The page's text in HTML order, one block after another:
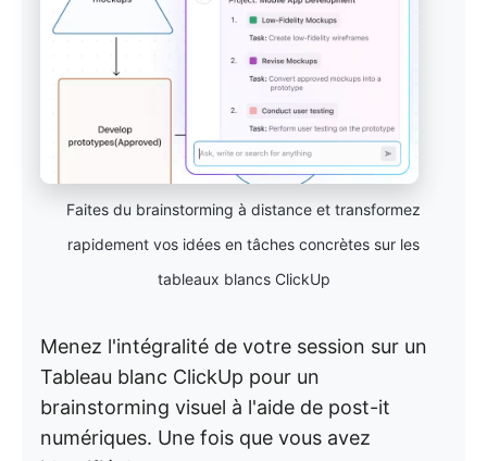
Faites du brainstorming à distance et transformez
rapidement vos idées en tâches concrètes sur les
tableaux blancs ClickUp
Menez l'intégralité de votre session sur un
Tableau blanc ClickUp pour un
brainstorming visuel à l'aide de post-it
numériques. Une fois que vous avez